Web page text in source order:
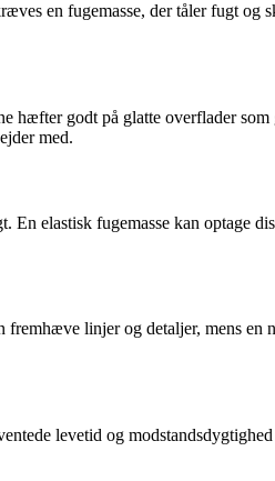
en fugemasse, der tåler fugt
hæfter godt på glatte overflader
med.
elastisk fugemasse kan optage
fremhæve linjer og detaljer, mens
levetid og